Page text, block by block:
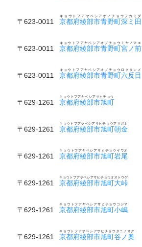
〒623-0011 京都府綾部市青野町深ミ田
キョウトフアヤベシアオノチョウフカミダ
〒623-0011 京都府綾部市青野町宮ノ前
キョウトフアヤベシアオノチョウミヤノマエ
〒623-0011 京都府綾部市青野町六反目
キョウトフアヤベシアオノチョウロクタンメ
〒629-1261 京都府綾部市旭町
キョウトフアヤベシアサヒチョウ
〒629-1261 京都府綾部市旭町朝金
キョウトフアヤベシアサヒチョウアサガネ
〒629-1261 京都府綾部市旭町岩尾
キョウトフアヤベシアサヒチョウイワオ
〒629-1261 京都府綾部市旭町大峠
キョウトフアヤベシアサヒチョウオオトウゲ
〒629-1261 京都府綾部市旭町小嶋
キョウトフアヤベシアサヒチョウコジマ
〒629-1261 京都府綾部市旭町谷ノ奥
キョウトフアヤベシアサヒチョウタニノオク